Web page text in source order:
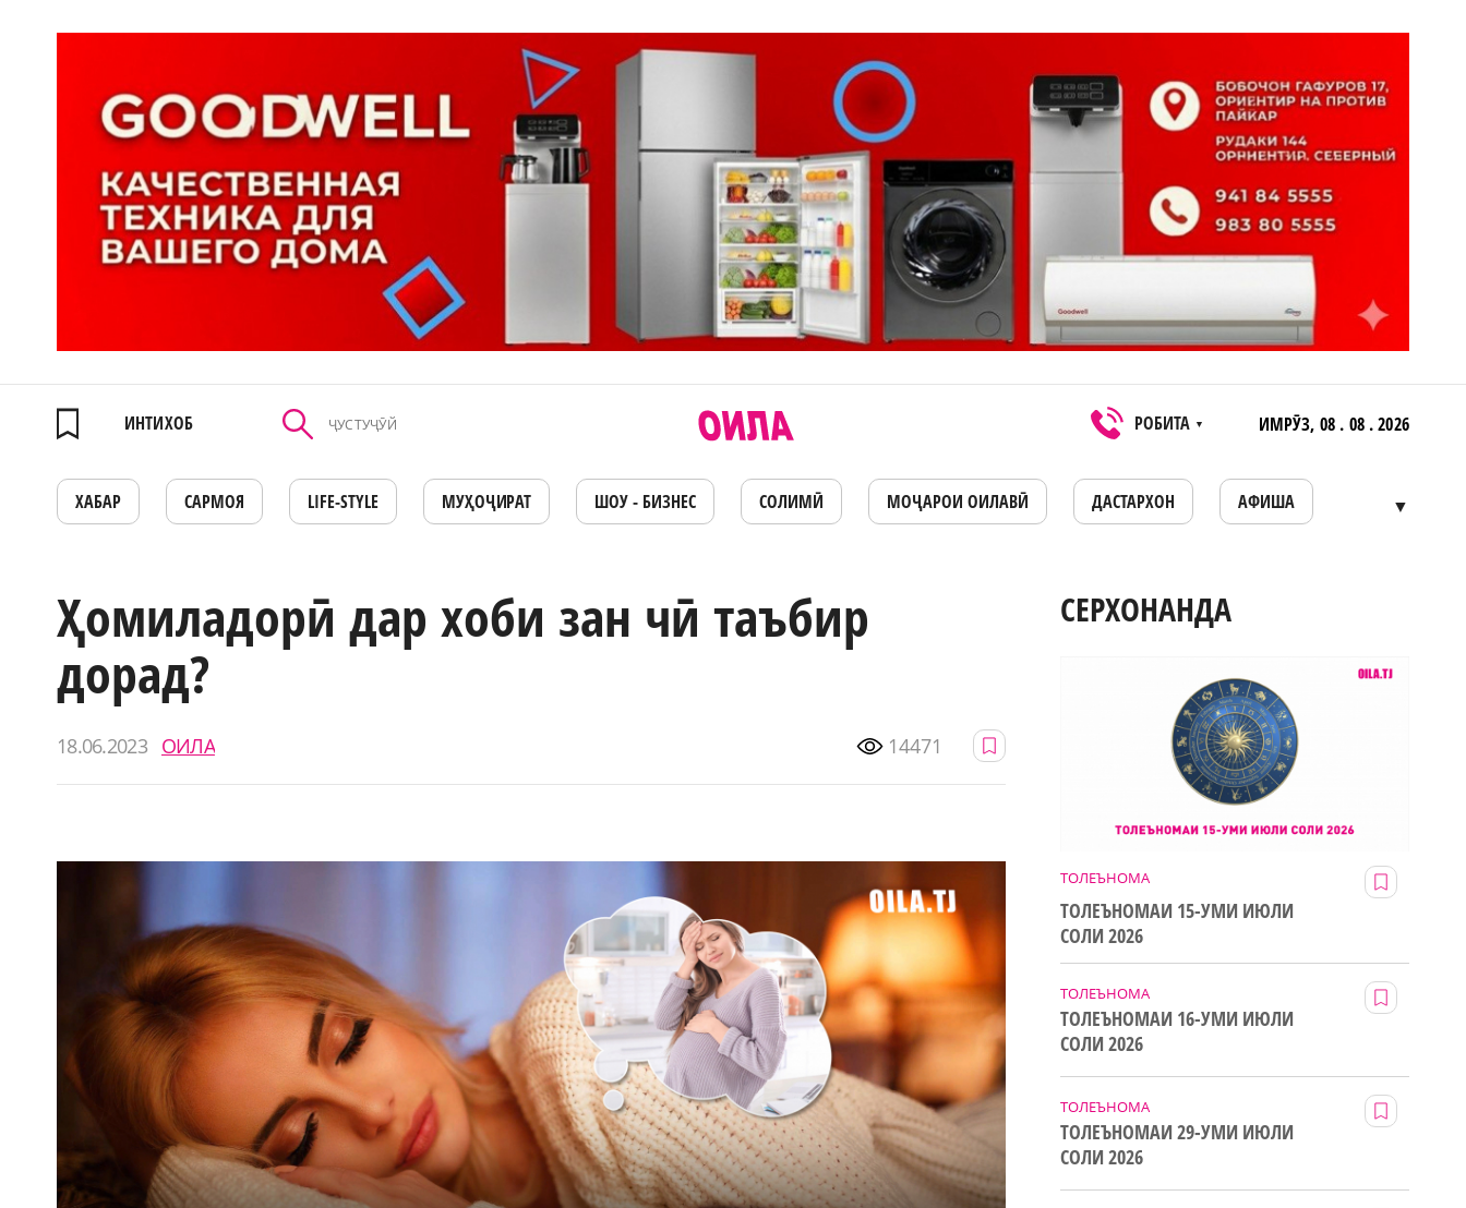
ИНТИХОБ РОБИТА ▼ ИМРӮЗ, 08 . 08 . 2026
ХАБАР САРМОЯ LIFE-STYLE МУҲОҶИРАТ ШОУ - БИЗНЕС СОЛИМӢ МОҶАРОИ ОИЛАВӢ ДАСТАРХОН АФИША ▼
Ҳомиладорӣ дар хоби зан чӣ таъбир
дорад?
18.06.2023 ОИЛА 14471
СЕРХОНАНДА
ТОЛЕЪНОМА
ТОЛЕЪНОМАИ 15-УМИ ИЮЛИ
СОЛИ 2026
ТОЛЕЪНОМА
ТОЛЕЪНОМАИ 16-УМИ ИЮЛИ
СОЛИ 2026
ТОЛЕЪНОМА
ТОЛЕЪНОМАИ 29-УМИ ИЮЛИ
СОЛИ 2026